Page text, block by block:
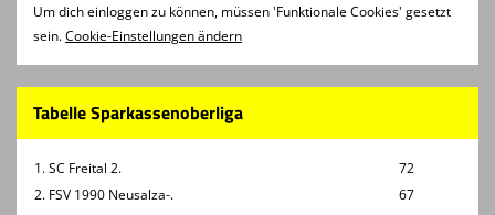
Um dich einloggen zu können, müssen 'Funktionale Cookies' gesetzt
sein.Cookie-Einstellungen ändern
Tabelle Sparkassenoberliga
1. SC Freital 2.
72
2. FSV 1990 Neusalza-.
67